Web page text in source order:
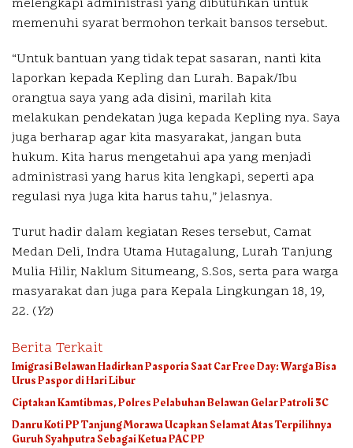
melengkapi administrasi yang dibutuhkan untuk
memenuhi syarat bermohon terkait bansos tersebut.
“Untuk bantuan yang tidak tepat sasaran, nanti kita
laporkan kepada Kepling dan Lurah. Bapak/Ibu
orangtua saya yang ada disini, marilah kita
melakukan pendekatan juga kepada Kepling nya. Saya
juga berharap agar kita masyarakat, jangan buta
hukum. Kita harus mengetahui apa yang menjadi
administrasi yang harus kita lengkapi, seperti apa
regulasi nya juga kita harus tahu,” jelasnya.
Turut hadir dalam kegiatan Reses tersebut, Camat
Medan Deli, Indra Utama Hutagalung, Lurah Tanjung
Mulia Hilir, Naklum Situmeang, S.Sos, serta para warga
masyarakat dan juga para Kepala Lingkungan 18, 19,
22. (Yz)
Berita Terkait
Imigrasi Belawan Hadirkan Pasporia Saat Car Free Day: Warga Bisa
Urus Paspor di Hari Libur
Ciptakan Kamtibmas, Polres Pelabuhan Belawan Gelar Patroli 3C
Danru Koti PP Tanjung Morawa Ucapkan Selamat Atas Terpilihnya
Guruh Syahputra Sebagai Ketua PAC PP